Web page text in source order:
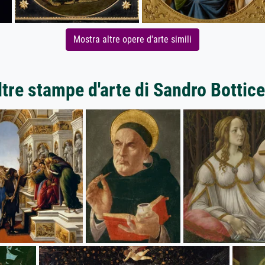
Mostra altre opere d'arte simili
stampe d'arte di Sandro